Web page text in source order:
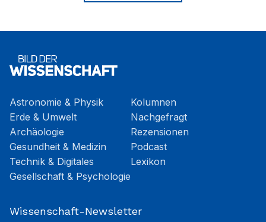
Astronomie & Physik
Erde & Umwelt
Archäologie
Gesundheit & Medizin
Technik & Digitales
Gesellschaft & Psychologie
Kolumnen
Nachgefragt
Rezensionen
Podcast
Lexikon
Wissenschaft-Newsletter